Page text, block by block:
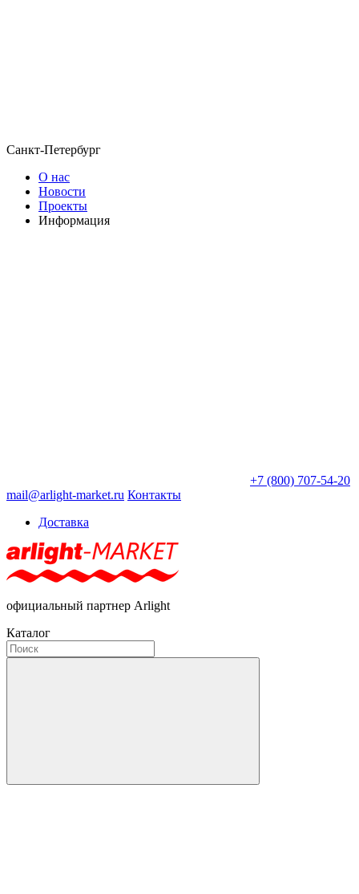
Санкт-Петербург
О нас
Новости
Проекты
Информация
+7 (800) 707-54-20
mail@arlight-market.ru Контакты
Доставка
официальный партнер Arlight
Каталог